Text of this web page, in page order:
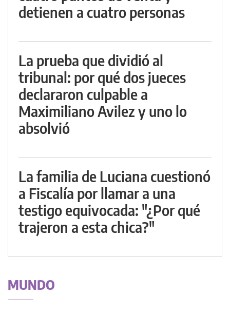
detienen a cuatro personas
La prueba que dividió al
tribunal: por qué dos jueces
declararon culpable a
Maximiliano Avilez y uno lo
absolvió
La familia de Luciana cuestionó
a Fiscalía por llamar a una
testigo equivocada: "¿Por qué
trajeron a esta chica?"
MUNDO